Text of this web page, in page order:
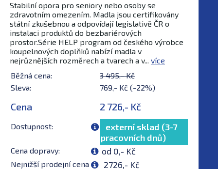
Stabilní opora pro seniory nebo osoby se
zdravotním omezením. Madla jsou certifikovány
státní zkušebnou a odpovídají legislativě ČR o
instalaci produktů do bezbariérových
prostor.Série HELP program od českého výrobce
koupelnových doplňků nabízí madla v
nejrůznějších rozměrech a tvarech a v... více
Běžná cena:
3 495,- Kč
Sleva:
769,- Kč (-22%)
Cena 2 726,- Kč
Dostupnost:
externí sklad (3-7
pracovních dnů)
Cena dopravy: od 0,- Kč
Nejnižší prodejní cena
2726,- Kč